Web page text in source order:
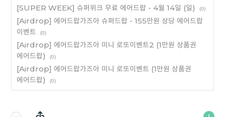
[SUPER WEEK] 슈퍼위크 무료 에어드랍 - 4월 14일 (일) (0)
[Airdrop] 에어드랍가즈아 슈퍼드랍 - 155만원 상당 에어드랍
이벤트
(0)
[Airdrop] 에어드랍가즈아 미니 로또이벤트2 (1만원 상품권
에어드랍)
(0)
[Airdrop] 에어드랍가즈아 미니 로또이벤트 (1만원 상품권
에어드랍)
(0)